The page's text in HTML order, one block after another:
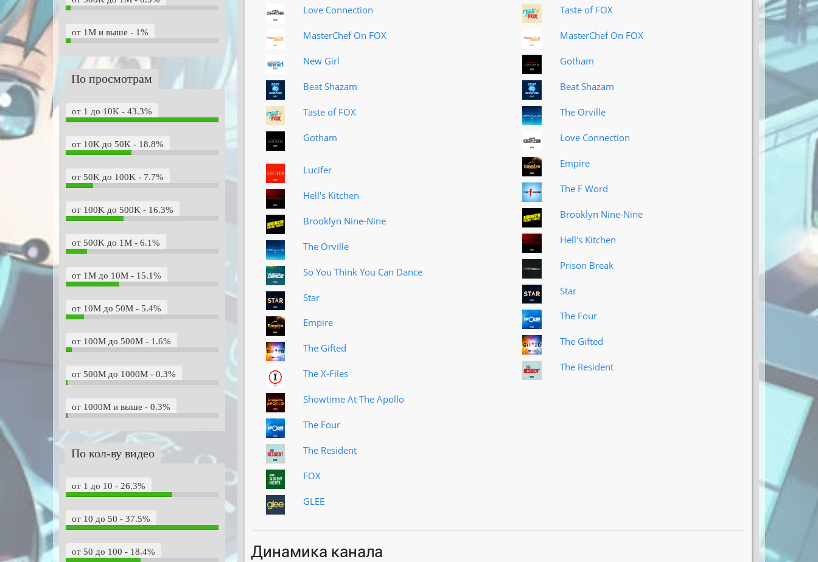
от 1M и выше - 1%
По просмотрам
от 1 до 10K - 43.3%
от 10K до 50K - 18.8%
от 50K до 100K - 7.7%
от 100K до 500K - 16.3%
от 500K до 1M - 6.1%
от 1M до 10M - 15.1%
от 10M до 50M - 5.4%
от 100M до 500M - 1.6%
от 500M до 1000M - 0.3%
от 1000M и выше - 0.3%
По кол-ву видео
от 1 до 10 - 26.3%
от 10 до 50 - 37.5%
от 50 до 100 - 18.4%
Love Connection
MasterChef On FOX
New Girl
Beat Shazam
Taste of FOX
Gotham
Lucifer
Hell′s Kitchen
Brooklyn Nine-Nine
The Orville
So You Think You Can Dance
Star
Empire
The Gifted
The X-Files
Showtime At The Apollo
The Four
The Resident
FOX
GLEE
Taste of FOX
MasterChef On FOX
Gotham
Beat Shazam
The Orville
Love Connection
Empire
The F Word
Brooklyn Nine-Nine
Hell′s Kitchen
Prison Break
Star
The Four
The Gifted
The Resident
Динамика канала